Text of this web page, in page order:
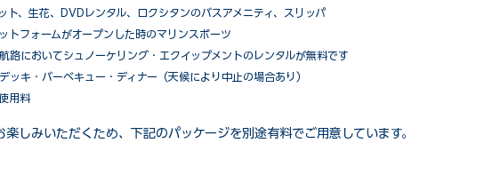
ト、生花、DVDレンタル、ロクシタンのバスアメニティ、スリッパ
トフォームがオープンした時のマリンスポーツ
路においてシュノーケリング・エクイップメントのレンタルが無料です
ッキ・バーベキュー・ディナー（天候により中止の場合あり）
用料
楽しみいただくため、下記のパッケージを別途有料でご用意しています。​